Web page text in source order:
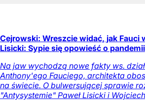
Cejrowski: Wreszcie widać, jak Fauci
Lisicki: Sypie się opowieść o pandemii
Na jaw wychodzą nowe fakty ws.
Anthony'ego Fauciego, architekta
na świecie. O bulwersującej sprawie
"Antysystemie" Paweł Lisicki i